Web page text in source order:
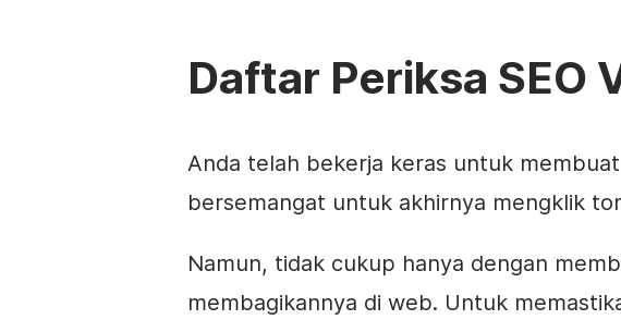
Daftar Periksa SEO
Anda telah bekerja keras untuk
bersemangat untuk akhirnya mengklik
Namun, tidak cukup hanya dengan
membagikannya di web. Untuk